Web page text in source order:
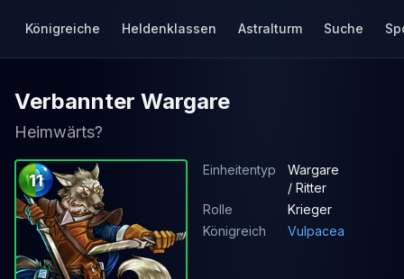
Königreiche Heldenklassen Astralturm Suche
Verbannter Wargare
Heimwärts?
11
Einheitentyp
Wargare
/ Ritter
Rolle
Krieger
Königreich
Vulpacea